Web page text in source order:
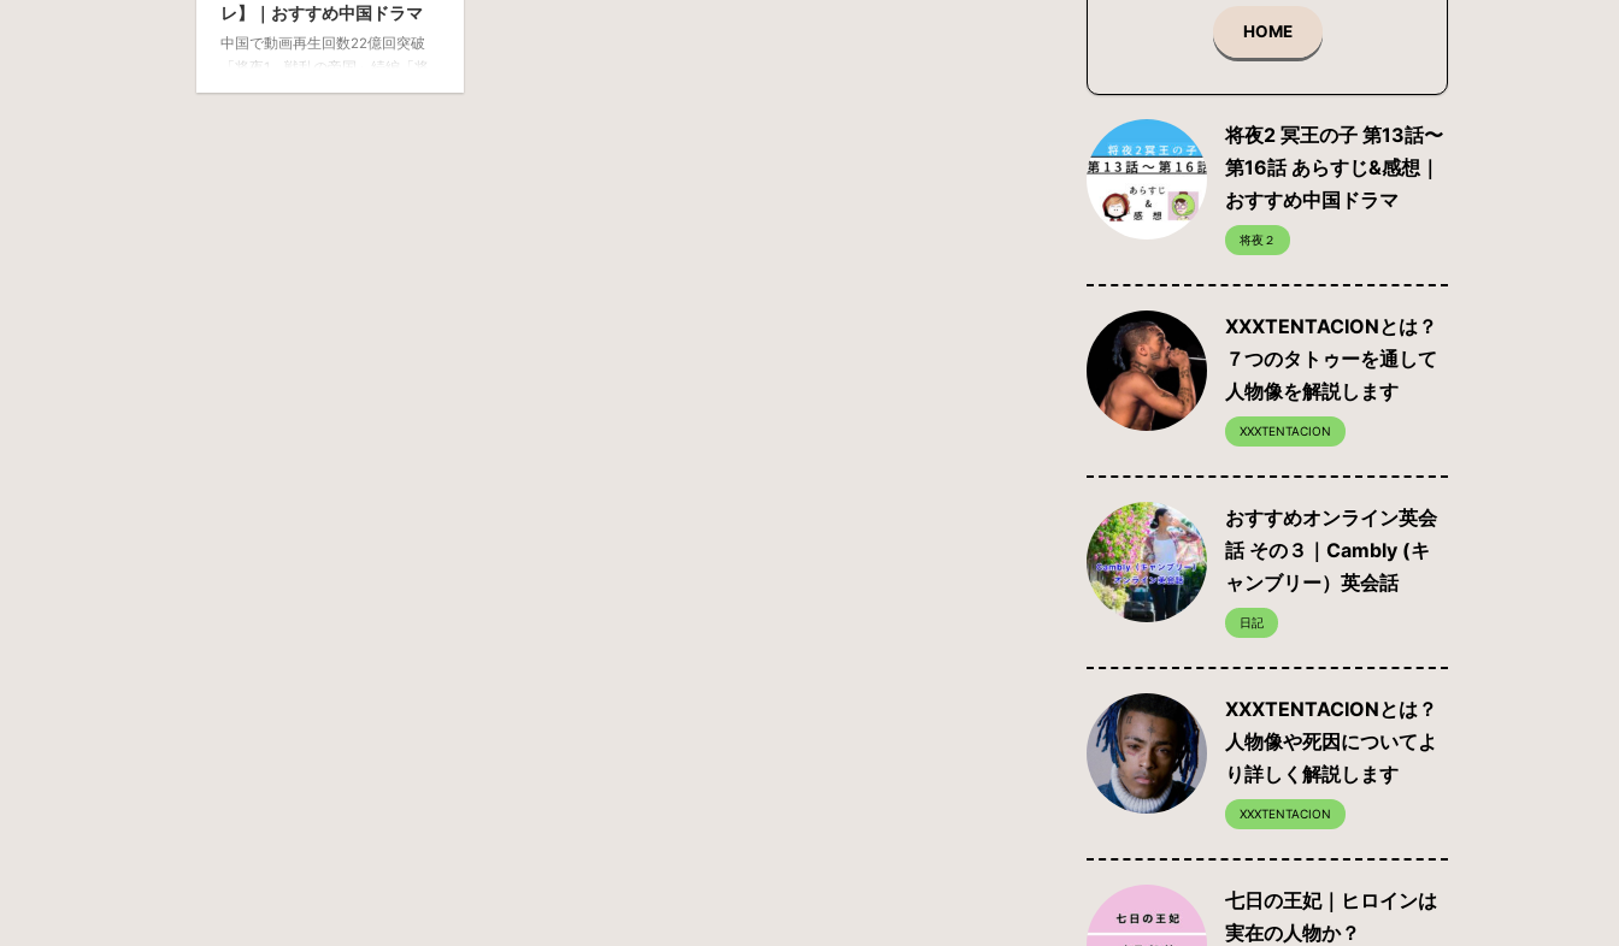
レ】｜おすすめ中国ドラマ
中国で動画再生回数22億回突破
「将夜1 戦乱の帝国」続編「将
夜2 冥王の子」の紹介です「将
HOME
将夜2 冥王の子 第13話〜
第16話 あらすじ&感想｜
おすすめ中国ドラマ
将夜２
XXXTENTACIONとは？
７つのタトゥーを通して
人物像を解説します
XXXTENTACION
おすすめオンライン英会
話 その３｜Cambly (キ
ャンブリー）英会話
日記
XXXTENTACIONとは？
人物像や死因についてよ
り詳しく解説します
XXXTENTACION
七日の王妃｜ヒロインは
実在の人物か？